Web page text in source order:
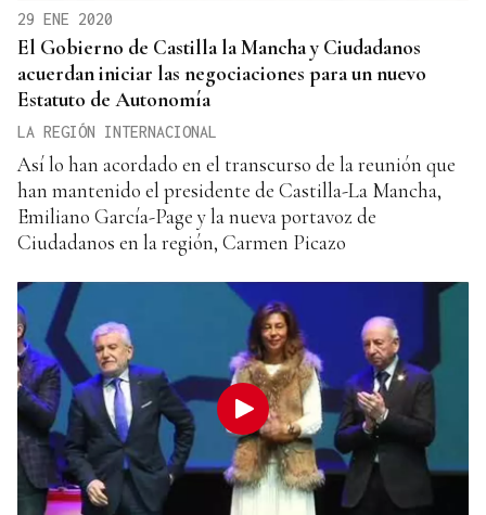
29 ENE 2020
El Gobierno de Castilla la Mancha y Ciudadanos
acuerdan iniciar las negociaciones para un nuevo
Estatuto de Autonomía
LA REGIÓN INTERNACIONAL
Así lo han acordado en el transcurso de la reunión que
han mantenido el presidente de Castilla-La Mancha,
Emiliano García-Page y la nueva portavoz de
Ciudadanos en la región, Carmen Picazo